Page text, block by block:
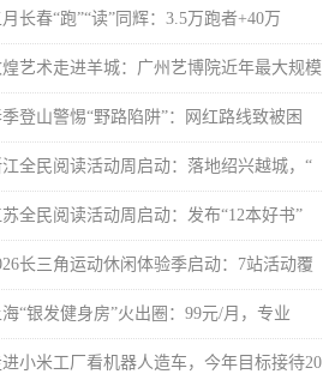
长春“跑”“读”同辉：3.5万跑者+40万
艺术走进羊城：广州艺博院近年最大规模
登山警惕“野路陷阱”：网红路线致被困
全民阅读活动周启动：落地绍兴越城，“
全民阅读活动周启动：发布“12本好书”
长三角运动休闲体验季启动：7站活动覆
“银发健身房”火出圈：99元/月，专业
小米工厂看机器人造车，今年目标接待20